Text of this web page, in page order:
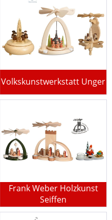
Volkskunstwerkstatt Unger
Frank Weber Holzkunst
Seiffen